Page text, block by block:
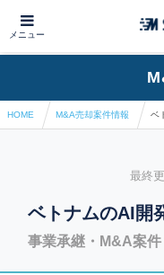
メニュー
HOME M&A売却案件情報
最終
ベトナムのAI開
事業承継・M&A案件